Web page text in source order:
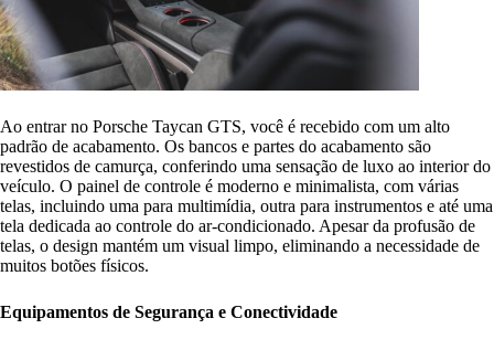
Ao entrar no Porsche Taycan GTS, você é recebido com um alto
padrão de acabamento. Os bancos e partes do acabamento são
revestidos de camurça, conferindo uma sensação de luxo ao interior do
veículo. O painel de controle é moderno e minimalista, com várias
telas, incluindo uma para multimídia, outra para instrumentos e até uma
tela dedicada ao controle do ar-condicionado. Apesar da profusão de
telas, o design mantém um visual limpo, eliminando a necessidade de
muitos botões físicos.
Equipamentos de Segurança e Conectividade